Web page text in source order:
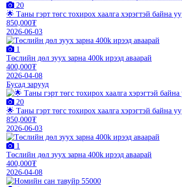
20
🌟 Таны гэрт төгс тохирох хаалга хэрэгтэй байна уу
850,000₮
2026-06-03
1
Төслийн дөл зуух зарна 400k ирээд аваарай
400,000₮
2026-04-08
Бусад зарууд
20
🌟 Таны гэрт төгс тохирох хаалга хэрэгтэй байна уу
850,000₮
2026-06-03
1
Төслийн дөл зуух зарна 400k ирээд аваарай
400,000₮
2026-04-08